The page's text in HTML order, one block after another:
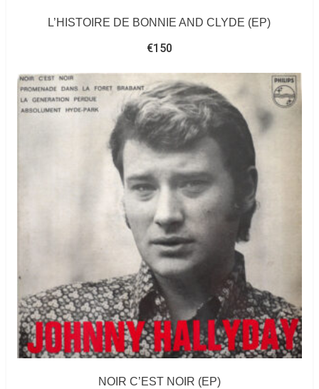
L’HISTOIRE DE BONNIE AND CLYDE (EP)
€150
NOIR C’EST NOIR (EP)